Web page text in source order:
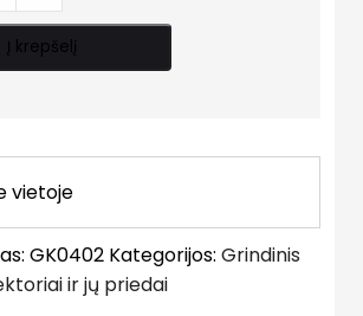
Į krepšelį
vietoje
GK0402 Kategorijos: Grindinis
ir jų priedai